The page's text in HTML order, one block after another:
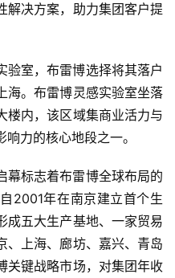
解决方案，助力集团客户提
验室，布雷博选择将其落户
。布雷博灵感实验室坐落
楼内，该区域集商业活力与
力的核心地段之一。
幕标志着布雷博全球布局的
2001年在南京建立首个生
成五大生产基地、一家贸易
、上海、廊坊、嘉兴、青岛
关键战略市场，对集团年收